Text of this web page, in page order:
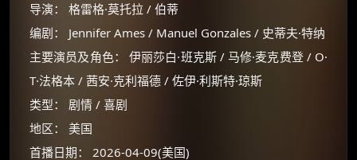
导演： 格雷格·莫托拉 / 伯蒂
编剧： Jennifer Ames / Manuel Gonzales / 史蒂夫·特纳
主要演员及角色： 伊丽莎白·班克斯 / 马修·麦克费登 / O·
T·法格本 / 茜安·克利福德 / 佐伊·利斯特·琼斯
类型： 剧情 / 喜剧
地区： 美国
首播日期： 2026-04-09(美国)